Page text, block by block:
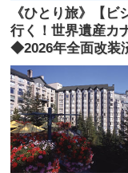
《ひとり旅》【
行く！世界遺産カ
◆2026年全面改装